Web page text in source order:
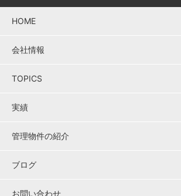
HOME
会社情報
TOPICS
実績
管理物件の紹介
ブログ
お問い合わせ